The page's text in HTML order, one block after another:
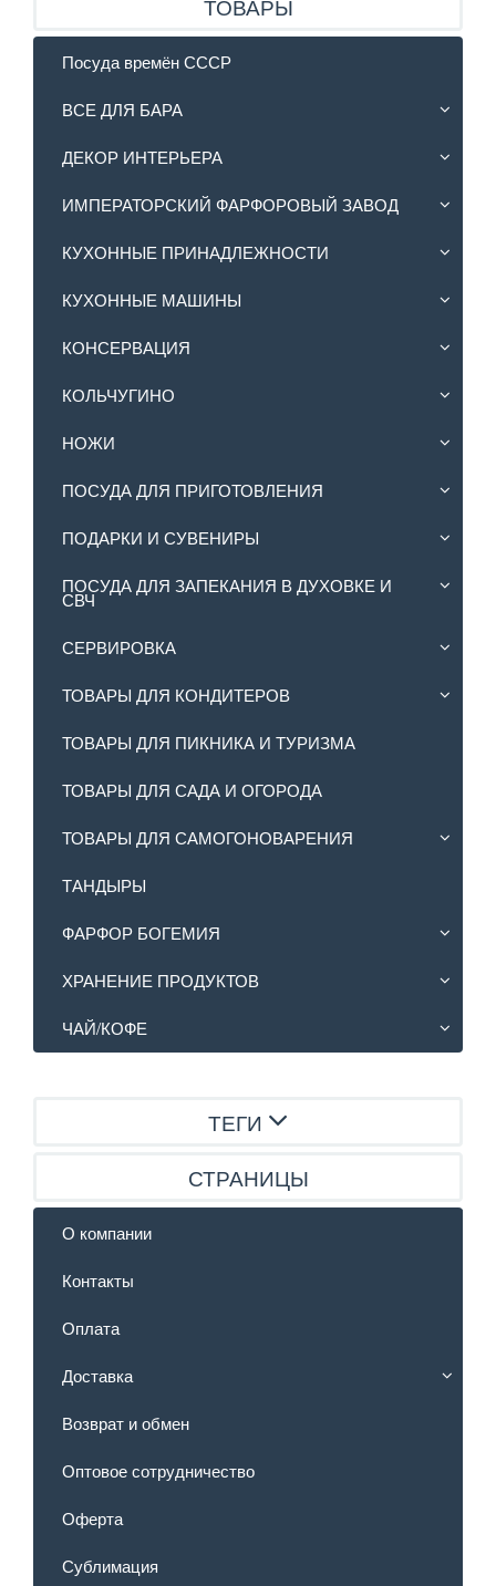
ТОВАРЫ
Посуда времён СССР
ВСЕ ДЛЯ БАРА
ДЕКОР ИНТЕРЬЕРА
ИМПЕРАТОРСКИЙ ФАРФОРОВЫЙ ЗАВОД
КУХОННЫЕ ПРИНАДЛЕЖНОСТИ
КУХОННЫЕ МАШИНЫ
КОНСЕРВАЦИЯ
КОЛЬЧУГИНО
НОЖИ
ПОСУДА ДЛЯ ПРИГОТОВЛЕНИЯ
ПОДАРКИ И СУВЕНИРЫ
ПОСУДА ДЛЯ ЗАПЕКАНИЯ В ДУХОВКЕ И
СВЧ
СЕРВИРОВКА
ТОВАРЫ ДЛЯ КОНДИТЕРОВ
ТОВАРЫ ДЛЯ ПИКНИКА И ТУРИЗМА
ТОВАРЫ ДЛЯ САДА И ОГОРОДА
ТОВАРЫ ДЛЯ САМОГОНОВАРЕНИЯ
ТАНДЫРЫ
ФАРФОР БОГЕМИЯ
ХРАНЕНИЕ ПРОДУКТОВ
ЧАЙ/КОФЕ
ТЕГИ
СТРАНИЦЫ
О компании
Контакты
Оплата
Доставка
Возврат и обмен
Оптовое сотрудничество
Оферта
Сублимация